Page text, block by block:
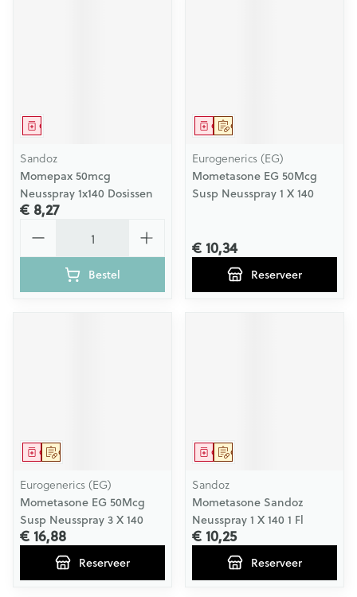
Geneesmiddel
Sandoz
Momepax 50mcg
Neusspray 1x140 Dosissen
€ 8,27
Bestel
Op voorschrift
Geneesmiddel
Eurogenerics (EG)
Mometasone EG 50Mcg
Susp Neusspray 1 X 140
€ 10,34
Reserveer
Op voorschrift
Geneesmiddel
Eurogenerics (EG)
Mometasone EG 50Mcg
Susp Neusspray 3 X 140
€ 16,88
Reserveer
Op voorschrift
Geneesmiddel
Sandoz
Mometasone Sandoz
Neusspray 1 X 140 1 Fl
€ 10,25
Reserveer